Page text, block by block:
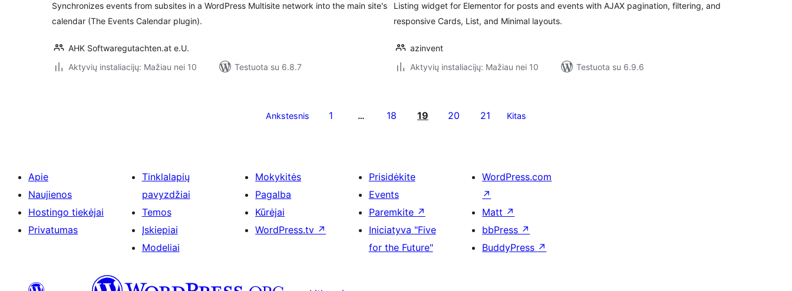
Synchronizes events from subsites in a WordPress Multisite network into the main site's
calendar (The Events Calendar plugin).
AHK Softwaregutachten.at e.U.
Aktyvių instaliacijų: Mažiau nei 10
Testuota su 6.8.7
Listing widget for Elementor for posts and events with AJAX pagination, filtering, and
responsive Cards, List, and Minimal layouts.
azinvent
Aktyvių instaliacijų: Mažiau nei 10
Testuota su 6.9.6
Ankstesnis 1 … 18 19 20 21 Kitas
Apie
Naujienos
Hostingo tiekėjai
Privatumas
Tinklalapių
pavyzdžiai
Temos
Įskiepiai
Modeliai
Mokykitės
Pagalba
Kūrėjai
WordPress.tv ↗
Prisidėkite
Events
Paremkite ↗
Iniciatyva "Five
for the Future"
WordPress.com
↗
Matt ↗
bbPress ↗
BuddyPress ↗